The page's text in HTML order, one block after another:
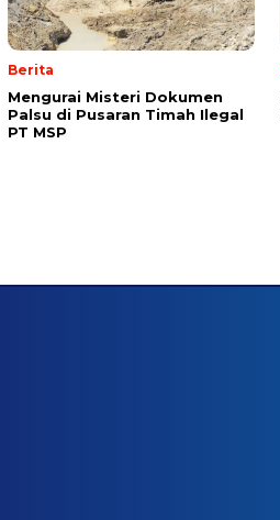
Berita
Mengurai Misteri Dokumen
Palsu di Pusaran Timah Ilegal
PT MSP